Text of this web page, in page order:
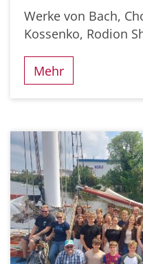
Werke von Bach,
Kossenko, Rodion
Mehr